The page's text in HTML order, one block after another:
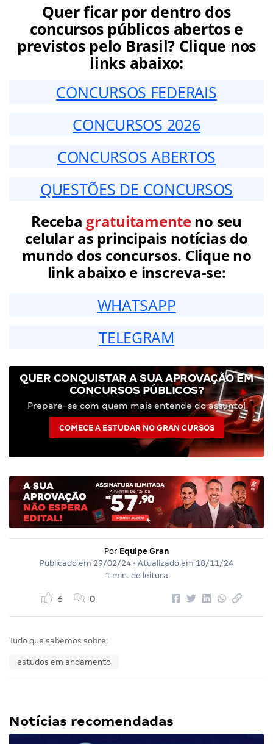
Quer ficar por dentro dos
concursos públicos abertos e
previstos pelo Brasil? Clique nos
links abaixo:
CONCURSOS FEDERAIS
CONCURSOS 2026
CONCURSOS ABERTOS
QUESTÕES DE CONCURSOS
Receba gratuitamenteno seu
celular as principais notícias do
mundo dos concursos. Clique no
link abaixo e inscreva-se:
WHATSAPP
TELEGRAM
QUER CONQUISTAR A SUA APROVAÇÃO EM
CONCURSOS PÚBLICOS?
Prepare-se com quem mais entende do assunto!
COMECE A ESTUDAR NO GRAN CURSOS
Por Equipe Gran
Publicado em 29/02/24 • Atualizado em 18/11/24
1 min. de leitura
6 0
Tudo que sabemos sobre:
estudos em andamento
Notícias recomendadas